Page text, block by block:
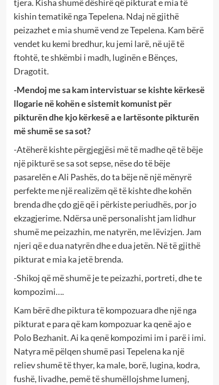
tjera. Kisha shumë dëshirë që pikturat e mia të
kishin tematikë nga Tepelena. Ndaj në gjithë
peizazhet e mia shumë vend ze Tepelena. Kam bërë
vendet ku kemi bredhur, ku jemi larë, në ujë të
ftohtë, te shkëmbi i madh, luginën e Bënçes,
Dragotit.
-Mendoj me sa kam intervistuar se kishte kërkesë
llogarie në kohën e sistemit komunist për
pikturën dhe kjo kërkesë a e lartësonte pikturën
më shumë se sa sot?
-Atëherë kishte përgjegjësi më të madhe që të bëje
një pikturë se sa sot sepse, nëse do të bëje
pasarelën e Ali Pashës, do ta bëje në një mënyrë
perfekte me një realizëm që të kishte dhe kohën
brenda dhe çdo gjë që i përkiste periudhës, por jo
ekzagjerime. Ndërsa unë personalisht jam lidhur
shumë me peizazhin, me natyrën, me lëvizjen. Jam
njeri që e dua natyrën dhe e dua jetën. Në të gjithë
pikturat e mia ka jetë brenda.
-Shikoj që më shumë je te peizazhi, portreti, dhe te
kompozimi….
Kam bërë dhe piktura të kompozuara dhe një nga
pikturat e para që kam kompozuar ka qenë ajo e
Polo Bezhanit. Ai ka qenë kompozimi im i parë i imi.
Natyra më pëlqen shumë pasi Tepelena ka një
reliev shumë të thyer, ka male, borë, lugina, kodra,
fushë, livadhe, pemë të shumëllojshme lumenj,